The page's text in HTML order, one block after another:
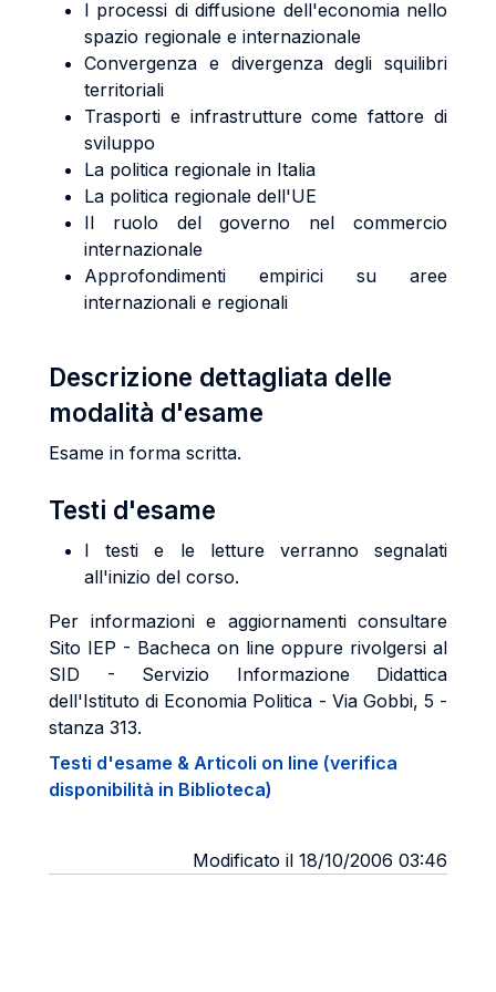
I processi di diffusione dell'economia nello
spazio regionale e internazionale
Convergenza e divergenza degli squilibri
territoriali
Trasporti e infrastrutture come fattore di
sviluppo
La politica regionale in Italia
La politica regionale dell'UE
Il ruolo del governo nel commercio
internazionale
Approfondimenti empirici su aree
internazionali e regionali
Descrizione dettagliata delle
modalità d'esame
Esame in forma scritta.
Testi d'esame
I testi e le letture verranno segnalati
all'inizio del corso.
Per informazioni e aggiornamenti consultare
Sito IEP - Bacheca on line oppure rivolgersi al
SID - Servizio Informazione Didattica
dell'Istituto di Economia Politica - Via Gobbi, 5 -
stanza 313.
Testi d'esame & Articoli on line (verifica
disponibilità in Biblioteca)
Modificato il 18/10/2006 03:46